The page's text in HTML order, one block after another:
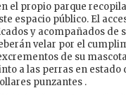
el propio parque
espacio público. El
y acompañados de
velar por el
de su
a las perras en
punzantes .